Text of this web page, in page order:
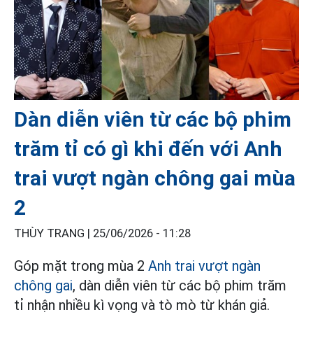
Dàn diễn viên từ các bộ phim
trăm tỉ có gì khi đến với Anh
trai vượt ngàn chông gai mùa
2
THÙY TRANG | 25/06/2026 - 11:28
Góp mặt trong mùa 2 Anh trai vượt ngàn
chông gai, dàn diễn viên từ các bộ phim trăm
tỉ nhận nhiều kì vọng và tò mò từ khán giả.